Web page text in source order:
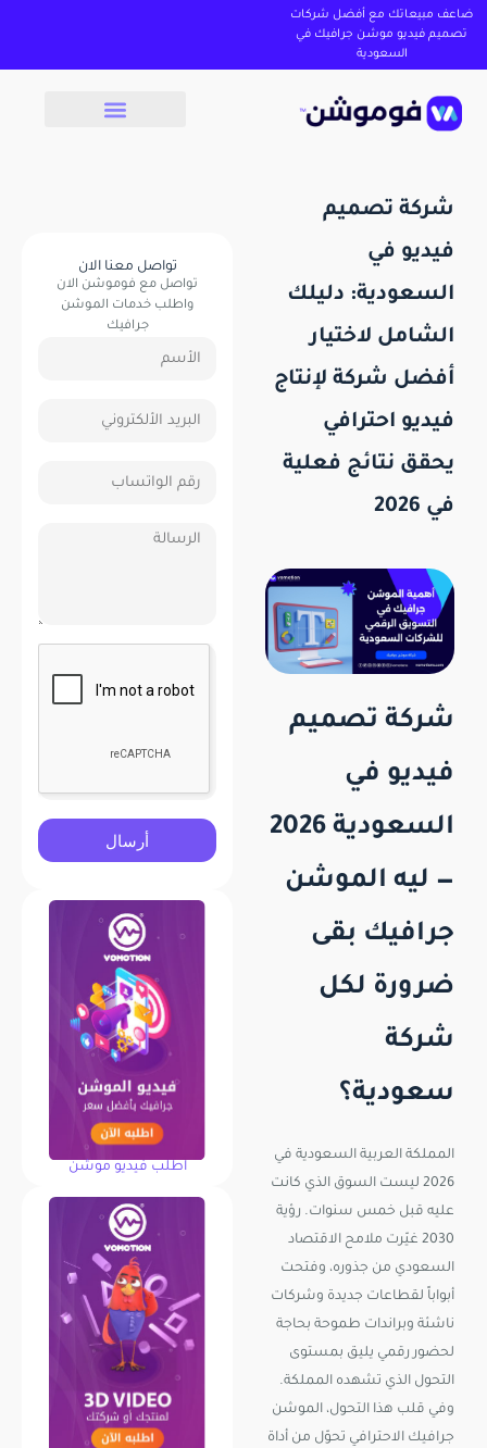
ضاعف مبيعاتك مع أفضل شركات
تصميم فيديو موشن جرافيك في
السعودية
شركة تصميم
فيديو في
السعودية: دليلك
الشامل لاختيار
أفضل شركة لإنتاج
فيديو احترافي
يحقق نتائج فعلية
في 2026
شركة تصميم
فيديو في
السعودية 2026
— ليه الموشن
جرافيك بقى
ضرورة لكل
شركة
سعودية؟
المملكة العربية السعودية في
2026 ليست السوق الذي كانت
عليه قبل خمس سنوات. رؤية
2030 غيّرت ملامح الاقتصاد
السعودي من جذوره، وفتحت
أبواباً لقطاعات جديدة وشركات
ناشئة وبراندات طموحة بحاجة
لحضور رقمي يليق بمستوى
التحول الذي تشهده المملكة.
وفي قلب هذا التحول، الموشن
جرافيك الاحترافي تحوّل من أداة
تواصل معنا الان
تواصل مع فوموشن الان
واطلب خدمات الموشن
جرافيك
أرسال
اطلب فيديو موشن